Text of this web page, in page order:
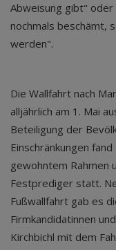
Abweisung gibt" oder
nochmals beschämt,
werden".
Die Wallfahrt nach
alljährlich am 1. Mai
Beteiligung der
Einschränkungen
gewohntem Rahmen
Festprediger statt.
Fußwallfahrt gab es
Firmkandidatinnen
Kirchbichl mit dem